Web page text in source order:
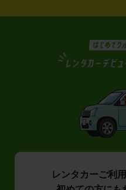
レンタカーご利